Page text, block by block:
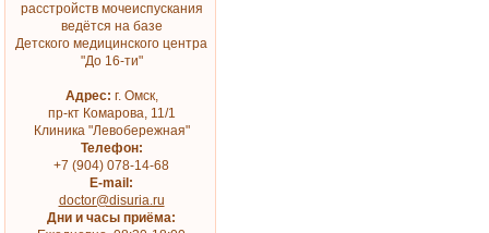
расстройств мочеиспускания
ведётся на базе
Детского медицинского центра
"До 16-ти"
Адрес: г. Омск,
пр-кт Комарова, 11/1
Клиника "Левобережная"
Телефон:
+7 (904) 078-14-68
E-mail:
doctor@disuria.ru
Дни и часы приёма: